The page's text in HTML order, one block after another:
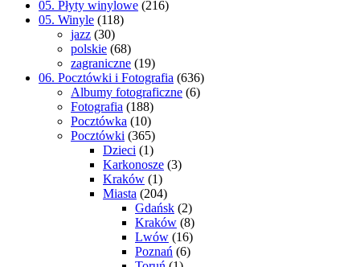
05. Płyty winylowe (216)
05. Winyle (118)
jazz (30)
polskie (68)
zagraniczne (19)
06. Pocztówki i Fotografia (636)
Albumy fotograficzne (6)
Fotografia (188)
Pocztówka (10)
Pocztówki (365)
Dzieci (1)
Karkonosze (3)
Kraków (1)
Miasta (204)
Gdańsk (2)
Kraków (8)
Lwów (16)
Poznań (6)